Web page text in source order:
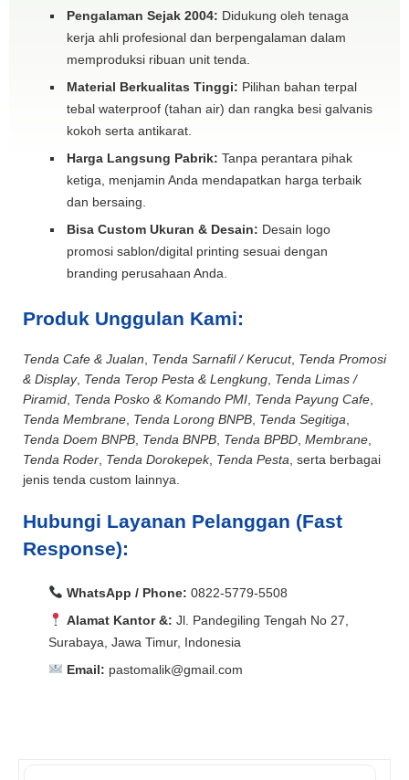
Pengalaman Sejak 2004: Didukung oleh tenaga
kerja ahli profesional dan berpengalaman dalam
memproduksi ribuan unit tenda.
Material Berkualitas Tinggi: Pilihan bahan terpal
tebal waterproof (tahan air) dan rangka besi galvanis
kokoh serta antikarat.
Harga Langsung Pabrik: Tanpa perantara pihak
ketiga, menjamin Anda mendapatkan harga terbaik
dan bersaing.
Bisa Custom Ukuran & Desain: Desain logo
promosi sablon/digital printing sesuai dengan
branding perusahaan Anda.
Produk Unggulan Kami:
Tenda Cafe & Jualan Tenda Sarnafil / Kerucut, Tenda Promosi
& Display, Tenda Terop Pesta & Lengkung Tenda Limas /
Piramid Tenda Posko & Komando PMI Tenda Payung Cafe
Tenda Membrane Tenda Lorong BNPB Tenda Segitiga
Tenda Doem BNPB Tenda BNPB Tenda BPBD Membrane
Tenda Roder Tenda Dorokepek, Tenda Pesta , serta berbagai
jenis tenda custom lainnya.
Hubungi Layanan Pelanggan (Fast
Response):
WhatsApp / Phone: 0822-5779-5508
Alamat Kantor &: Jl. Pandegiling Tengah No 27,
Surabaya, Jawa Timur, Indonesia
Email: pastomalik@gmail.com